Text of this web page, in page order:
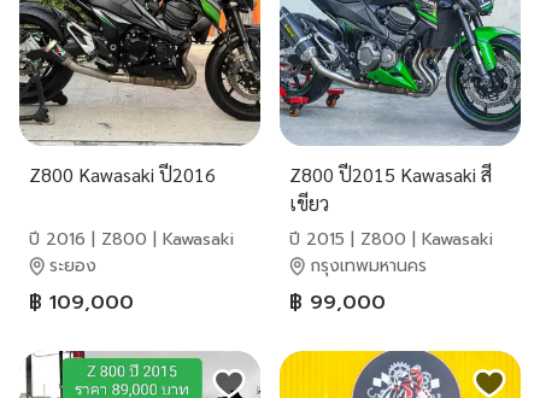
Z800 Kawasaki ปี2016
ปี 2016 | Z800 | Kawasaki
ระยอง
฿ 109,000
Z800 ปี2015 Kawasaki สี
เขียว
ปี 2015 | Z800 | Kawasaki
กรุงเทพมหานคร
฿ 99,000